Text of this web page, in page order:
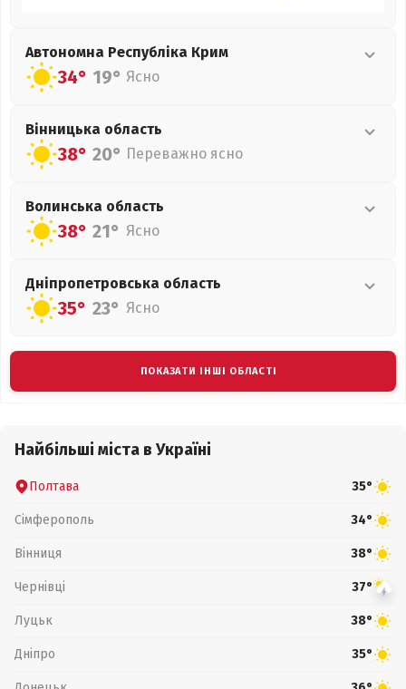
Автономна Республіка Крим
34° 19° Ясно
Вінницька область
38° 20° Переважно ясно
Волинська область
38° 21° Ясно
Дніпропетровська область
35° 23° Ясно
ПОКАЗАТИ ІНШІ ОБЛАСТІ
Найбільші міста в Україні
Полтава 35°
Сімферополь 34°
Вінниця 38°
Чернівці 37°
Луцьк 38°
Дніпро 35°